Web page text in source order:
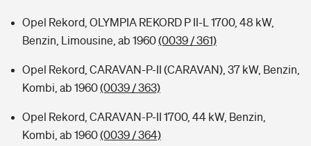
Opel Rekord, OLYMPIA REKORD P II-L 1700, 48 kW,
Benzin, Limousine, ab 1960(0039 / 361)
Opel Rekord, CARAVAN-P-II (CARAVAN), 37 kW, Benzin,
Kombi, ab 1960(0039 / 363)
Opel Rekord, CARAVAN-P-II 1700, 44 kW, Benzin,
Kombi, ab 1960(0039 / 364)